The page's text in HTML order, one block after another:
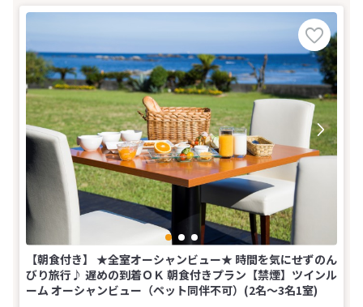
【朝食付き】 ★全室オーシャンビュー★ 時間を気にせずのん
びり旅行♪ 遅めの到着ＯＫ 朝食付きプラン【禁煙】ツインル
ーム オーシャンビュー（ペット同伴不可）(2名～3名1室)